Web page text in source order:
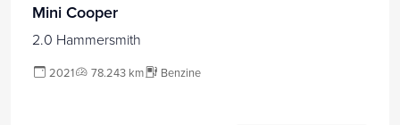
Mini Cooper
2.0 Hammersmith
2021 78.243 km Benzine